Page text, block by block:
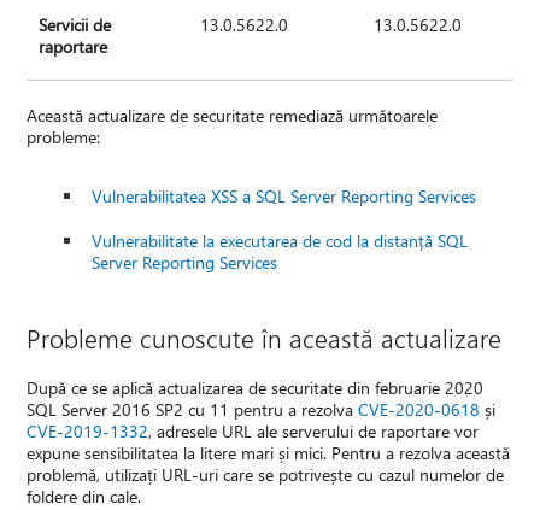
Servicii de
raportare
13.0.5622.0 13.0.5622.0
Această actualizare de securitate remediază următoarele
probleme:
Vulnerabilitatea XSS a SQL Server Reporting Services
Vulnerabilitate la executarea de cod la distanță SQL
Server Reporting Services
Probleme cunoscute în această actualizare
După ce se aplică actualizarea de securitate din februarie 2020
SQL Server 2016 SP2 cu 11 pentru a rezolvaCVE-2020-0618 și
CVE-2019-1332, adresele URL ale serverului de raportare vor
expune sensibilitatea la litere mari și mici. Pentru a rezolva această
problemă, utilizați URL-uri care se potrivește cu cazul numelor de
foldere din cale.